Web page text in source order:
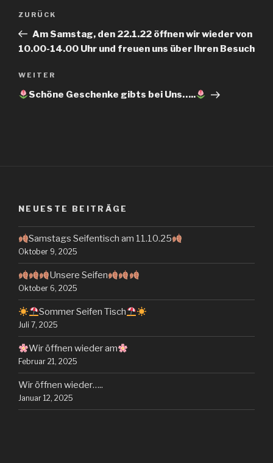
Beitragsnavigation
Vorheriger
Beitrag
ZURÜCK
Am Samstag, den 22.1.22 öffnen wir wieder von
10.00-14.00 Uhr und freuen uns über Ihren Besuch
Nächster
Beitrag
WEITER
Schöne Geschenke gibts bei Uns…..
NEUESTE BEITRÄGE
Samstags Seifentisch am 11.10.25
Oktober 9, 2025
Unsere Seifen
Oktober 6, 2025
Sommer Seifen Tisch
Juli 7, 2025
Wir öffnen wieder am
Februar 21, 2025
Wir öffnen wieder…..
Januar 12, 2025